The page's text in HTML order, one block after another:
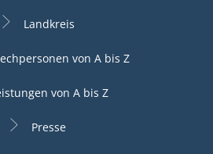
Landkreis
von A bis Z
von A bis Z
Presse